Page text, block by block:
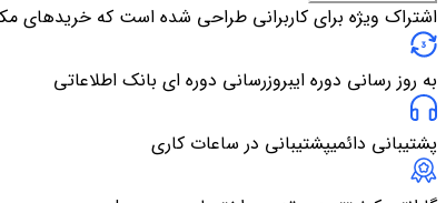
اشتراک ویژه برای کاربرانی طراحی شده است که خریدهای
به روز رسانی دوره ایبروزرسانی دوره ای بانک اطلاعاتی
پشتیبانی دائمیپشتیبانی در ساعات کاری